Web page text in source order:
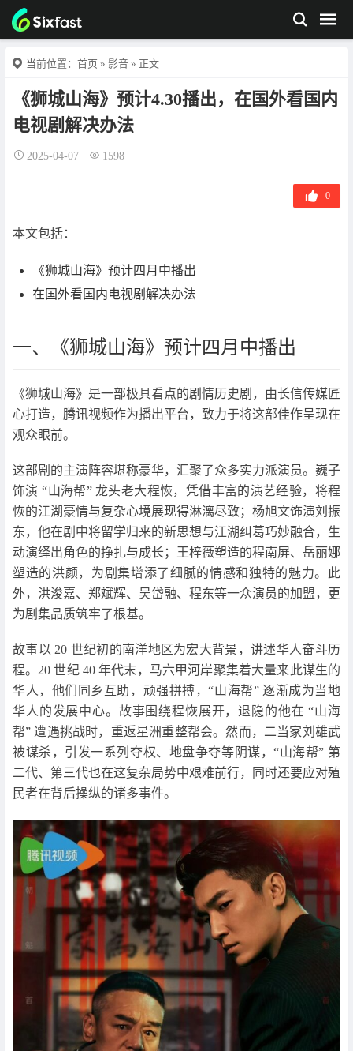
当前位置： 首页 » 影音 » 正文
《狮城山海》预计4.30播出，在国外看国内
电视剧解决办法
2025-04-07 1598
0
本文包括：
《狮城山海》预计四月中播出
在国外看国内电视剧解决办法
一、《狮城山海》预计四月中播出
《狮城山海》是一部极具看点的剧情历史剧，由长信传媒匠
心打造，腾讯视频作为播出平台，致力于将这部佳作呈现在
观众眼前。​
这部剧的主演阵容堪称豪华，汇聚了众多实力派演员。巍子
饰演 “山海帮” 龙头老大程恢，凭借丰富的演艺经验，将程
恢的江湖豪情与复杂心境展现得淋漓尽致；杨旭文饰演刘振
东，他在剧中将留学归来的新思想与江湖纠葛巧妙融合，生
动演绎出角色的挣扎与成长；王梓薇塑造的程南屏、岳丽娜
塑造的洪颜，为剧集增添了细腻的情感和独特的魅力。此
外，洪浚嘉、郑斌辉、吴岱融、程东等一众演员的加盟，更
为剧集品质筑牢了根基。​
故事以 20 世纪初的南洋地区为宏大背景，讲述华人奋斗历
程。20 世纪 40 年代末，马六甲河岸聚集着大量来此谋生的
华人，他们同乡互助，顽强拼搏，“山海帮” 逐渐成为当地
华人的发展中心。故事围绕程恢展开，退隐的他在 “山海
帮” 遭遇挑战时，重返星洲重整帮会。然而，二当家刘雄武
被谋杀，引发一系列夺权、地盘争夺等阴谋，“山海帮” 第
二代、第三代也在这复杂局势中艰难前行，同时还要应对殖
民者在背后操纵的诸多事件。​